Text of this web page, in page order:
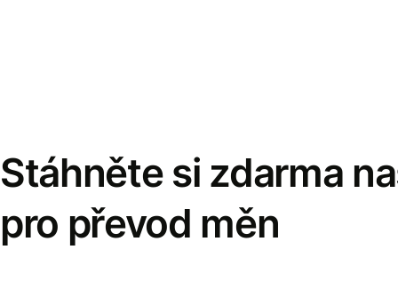
Stáhněte si zdarma
pro převod měn